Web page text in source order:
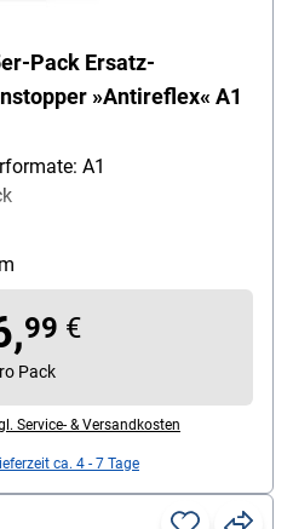
Pack Ersatz-
»Antireflex« A1
A1
99 €
Pack
Service- & Versandkosten
ca. 4 - 7 Tage